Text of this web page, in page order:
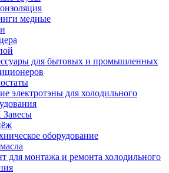
медные
для бытовых и промышленных
электротэны для холодильного
оборудование
для монтажа и ремонта холодильного